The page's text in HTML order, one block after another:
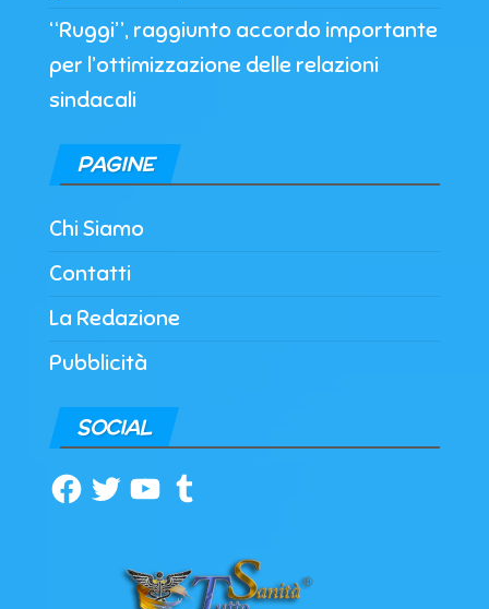
“Ruggi”, raggiunto accordo importante
per l’ottimizzazione delle relazioni
sindacali
PAGINE
Chi Siamo
Contatti
La Redazione
Pubblicità
SOCIAL
Facebook
TwitterYouTubeTumblr